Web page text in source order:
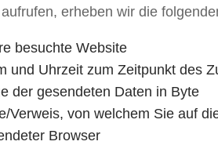
erheben wir die
besuchte Website
und Uhrzeit zum Zeitpunkt des
der gesendeten Daten in Byte
Verweis, von welchem Sie auf
Browser